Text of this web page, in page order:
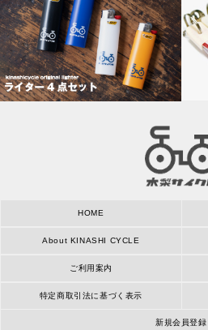
HOME
About KINASHI CYCLE
ご利用案内
特定商取引法に基づく表示
新規会員登録